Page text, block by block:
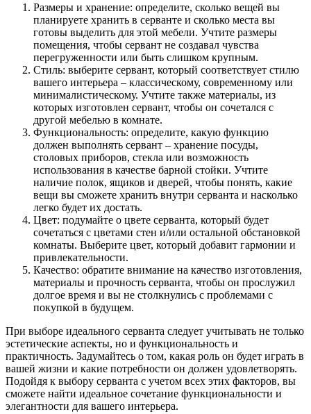
Размеры и хранение: определите, сколько вещей вы
планируете хранить в серванте и сколько места вы
готовы выделить для этой мебели. Учтите размеры
помещения, чтобы сервант не создавал чувства
перегруженности или быть слишком крупным.
Стиль: выберите сервант, который соответствует стилю
вашего интерьера – классическому, современному или
минималистическому. Учтите также материалы, из
которых изготовлен сервант, чтобы он сочетался с
другой мебелью в комнате.
Функциональность: определите, какую функцию
должен выполнять сервант – хранение посуды,
столовых приборов, стекла или возможность
использования в качестве барной стойки. Учтите
наличие полок, ящиков и дверей, чтобы понять, какие
вещи вы сможете хранить внутри серванта и насколько
легко будет их достать.
Цвет: подумайте о цвете серванта, который будет
сочетаться с цветами стен и/или остальной обстановкой
комнаты. Выберите цвет, который добавит гармонии и
привлекательности.
Качество: обратите внимание на качество изготовления,
материалы и прочность серванта, чтобы он прослужил
долгое время и вы не столкнулись с проблемами с
покупкой в будущем.
При выборе идеального серванта следует учитывать не только
эстетические аспекты, но и функциональность и
практичность. Задумайтесь о том, какая роль он будет играть в
вашей жизни и какие потребности он должен удовлетворять.
Подойдя к выбору серванта с учетом всех этих факторов, вы
сможете найти идеальное сочетание функциональности и
элегантности для вашего интерьера.